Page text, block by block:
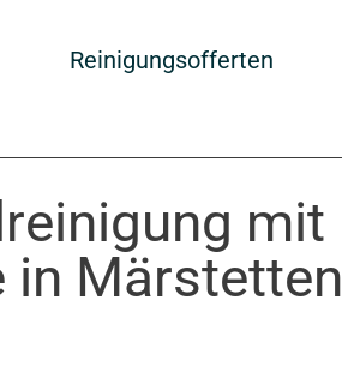
Reinigungsofferten
mit
in Märstetten